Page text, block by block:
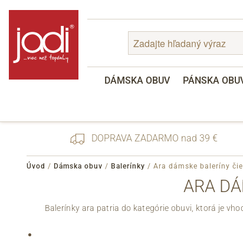
DÁMSKA OBUV PÁNSKA
Registrácia
DOPRAVA ZADARMO nad 39 €
Úvod / Dámska obuv / Balerínky / Ara dámske baleríny
ARA
Balerínky ara patria do kategórie obuvi, ktorá je